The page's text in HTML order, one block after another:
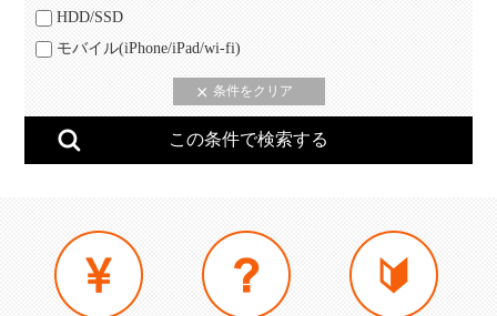
HDD/SSD
モバイル(iPhone/iPad/wi-fi)